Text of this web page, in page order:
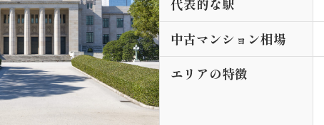
代表的な駅
中古マンション相場
エリアの特徴